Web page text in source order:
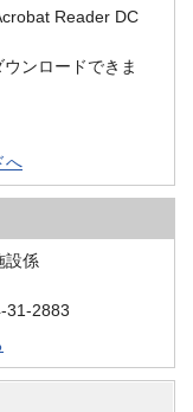
Reader DC
ンロードできま
へ
係
31-2883